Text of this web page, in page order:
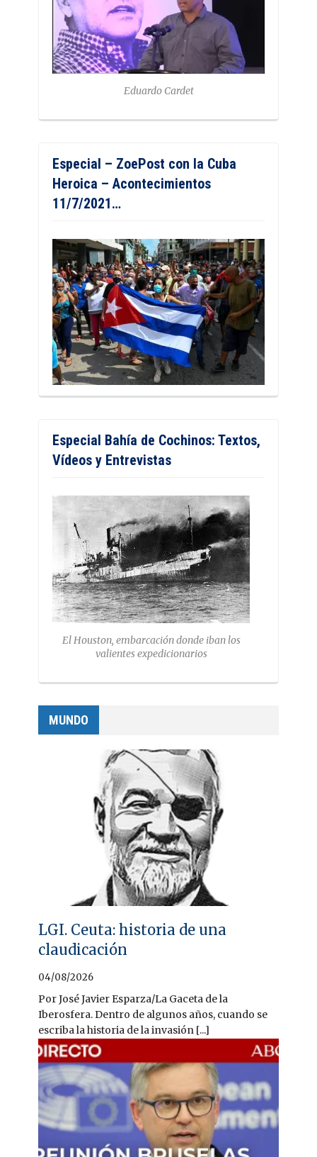
Eduardo Cardet
Especial – ZoePost con la Cuba
Heroica – Acontecimientos
11/7/2021…
Especial Bahía de Cochinos: Textos,
Vídeos y Entrevistas
El Houston, embarcación donde iban los
valientes expedicionarios
MUNDO
LGI. Ceuta: historia de una
claudicación
04/08/2026
Por José Javier Esparza/La Gaceta de la
Iberosfera. Dentro de algunos años, cuando se
escriba la historia de la invasión [...]